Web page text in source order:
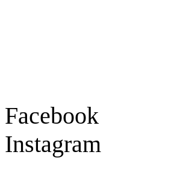
Facebook
Instagram